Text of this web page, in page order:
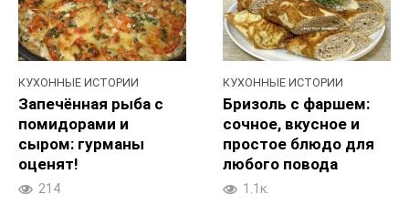
КУХОННЫЕ ИСТОРИИ
Запечённая рыба с
помидорами и
сыром: гурманы
оценят!
214
КУХОННЫЕ ИСТОРИИ
Бризоль с фаршем:
сочное, вкусное и
простое блюдо для
любого повода
1.1к.